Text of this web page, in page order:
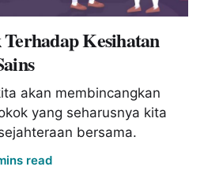
Kesihatan
akan membincangkan
yang seharusnya kita
bersama.
read